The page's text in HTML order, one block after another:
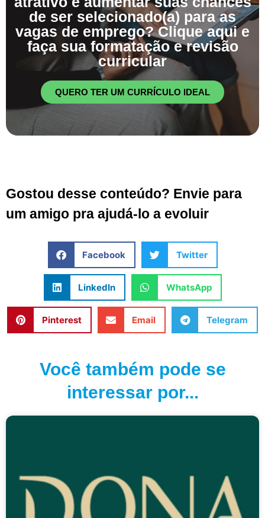
de ser selecionado(a) para as
vagas de emprego? Clique aqui e
faça sua formatação e revisão
curricular
QUERO TER UM CURRÍCULO IDEAL
Gostou desse conteúdo? Envie para
um amigo pra ajudá-lo a evoluir
Facebook Twitter
LinkedIn WhatsApp
Pinterest Email Telegram
Você também pode se
interessar por...